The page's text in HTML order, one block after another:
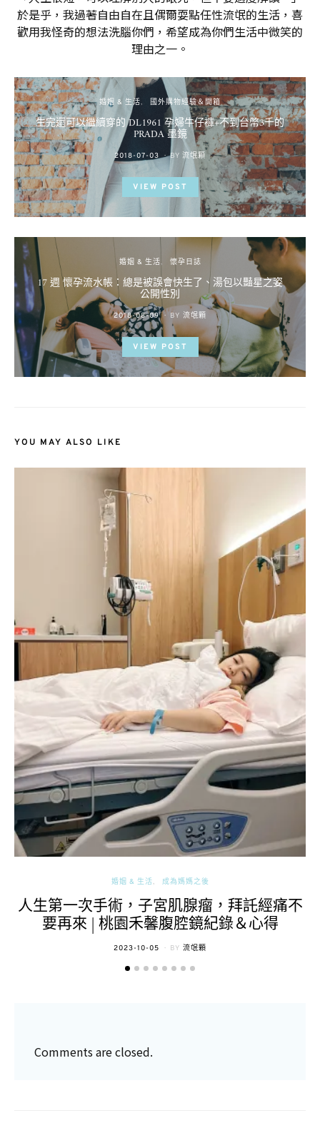
於是乎，我過著自由自在且偶爾耍點任性流氓的生活，喜
歡用我怪奇的想法洗腦你們，希望成為你們生活中微笑的
理由之一。
婚姻 & 生活 國外購物經驗＆開箱
生完還可以繼續穿的 DL1961 孕婦牛仔褲+不到台幣3千的
PRADA 墨鏡
POSTED
ON
2018-07-03 BY 流氓顆
VIEW POST
婚姻 & 生活 懷孕日誌
17 週 懷孕流水帳：總是被誤會快生了、湯包以豔星之姿
公開性別
POSTED
ON
2018-08-09 BY 流氓顆
VIEW POST
YOU MAY ALSO LIKE
婚姻 & 生活 成為媽媽之後
人生第一次手術，子宮肌腺瘤，拜託經痛不
要再來 | 桃園禾馨腹腔鏡紀錄＆心得
POSTED
2023-10-05 BY 流氓顆
Comments are closed.